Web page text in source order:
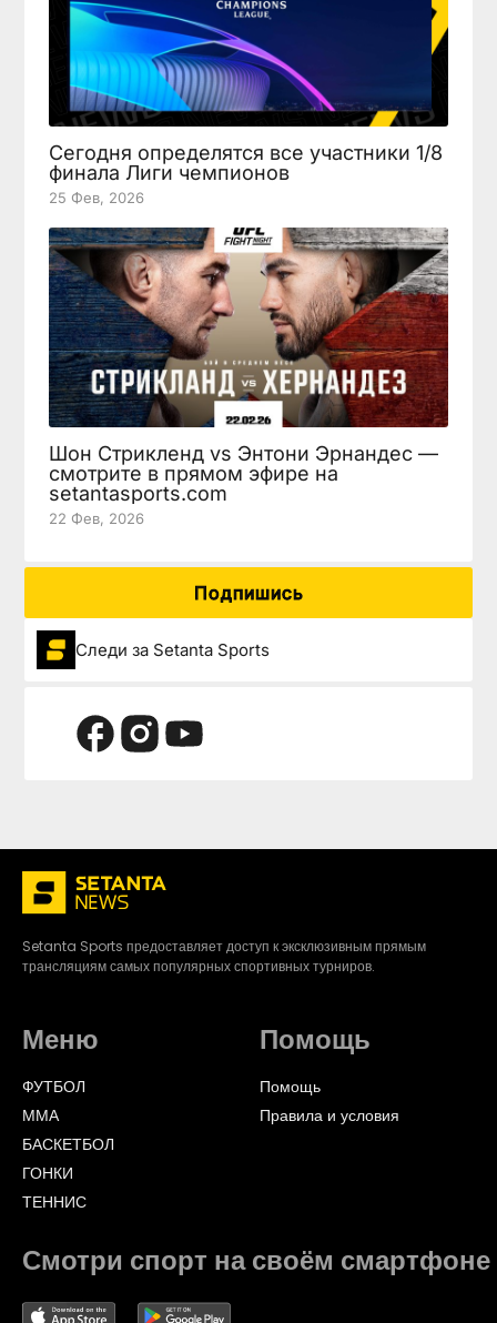
Сегодня определятся все участники 1/8
финала Лиги чемпионов
25 Фев, 2026
Шон Стрикленд vs Энтони Эрнандес —
смотрите в прямом эфире на
setantasports.com
22 Фев, 2026
Подпишись
Следи за Setanta Sports
Setanta Sports предоставляет доступ к эксклюзивным прямым
трансляциям самых популярных спортивных турниров.
Меню
ФУТБОЛ
ММА
БАСКЕТБОЛ
ГОНКИ
ТЕННИС
Помощь
Помощь
Правила и условия
Смотри спорт на своём смартфоне